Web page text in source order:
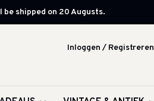
shipped on 20 Augusts.
Inloggen / Registreren